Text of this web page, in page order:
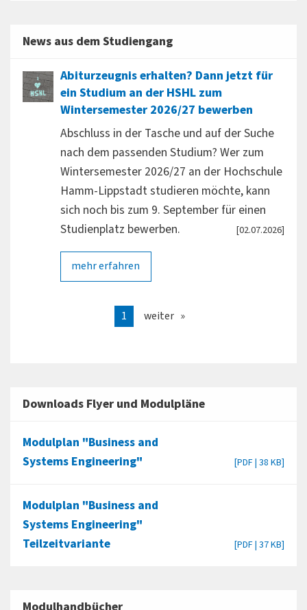
News aus dem Studiengang
Abiturzeugnis erhalten? Dann jetzt für
ein Studium an der HSHL zum
Wintersemester 2026/27 bewerben
Abschluss in der Tasche und auf der Suche
nach dem passenden Studium? Wer zum
Wintersemester 2026/27 an der Hochschule
Hamm-Lippstadt studieren möchte, kann
sich noch bis zum 9. September für einen
Studienplatz bewerben.
[02.07.2026]
mehr erfahren
1 weiter
Downloads Flyer und Modulpläne
Modulplan "Business and
Systems Engineering"
[PDF | 38 KB]
Modulplan "Business and
Systems Engineering"
Teilzeitvariante
[PDF | 37 KB]